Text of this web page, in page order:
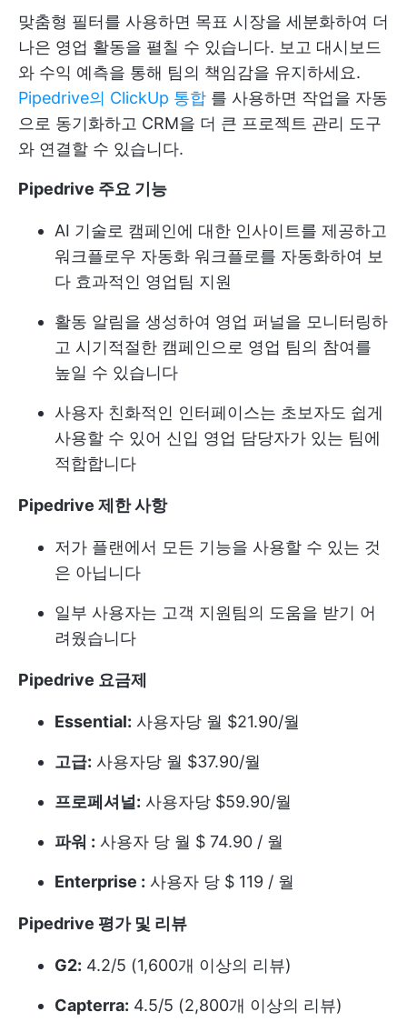
맞춤형 필터를 사용하면 목표 시장을 세분화하여 더
나은 영업 활동을 펼칠 수 있습니다. 보고 대시보드
와 수익 예측을 통해 팀의 책임감을 유지하세요.
Pipedrive의 ClickUp 통합 를 사용하면 작업을 자동
으로 동기화하고 CRM을 더 큰 프로젝트 관리 도구
와 연결할 수 있습니다.
Pipedrive 주요 기능
AI 기술로 캠페인에 대한 인사이트를 제공하고
워크플로우 자동화 워크플로를 자동화하여 보
다 효과적인 영업팀 지원
활동 알림을 생성하여 영업 퍼널을 모니터링하
고 시기적절한 캠페인으로 영업 팀의 참여를
높일 수 있습니다
사용자 친화적인 인터페이스는 초보자도 쉽게
사용할 수 있어 신입 영업 담당자가 있는 팀에
적합합니다
Pipedrive 제한 사항
저가 플랜에서 모든 기능을 사용할 수 있는 것
은 아닙니다
일부 사용자는 고객 지원팀의 도움을 받기 어
려웠습니다
Pipedrive 요금제
Essential: 사용자당 월 $21.90/월
고급: 사용자당 월 $37.90/월
프로페셔널: 사용자당 $59.90/월
파워 : 사용자 당 월 $ 74.90 / 월
Enterprise : 사용자 당 $ 119 / 월
Pipedrive 평가 및 리뷰
G2: 4.2/5 (1,600개 이상의 리뷰)
Capterra: 4.5/5 (2,800개 이상의 리뷰)